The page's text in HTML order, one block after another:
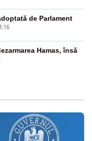
de Parlament
Hamas, însă